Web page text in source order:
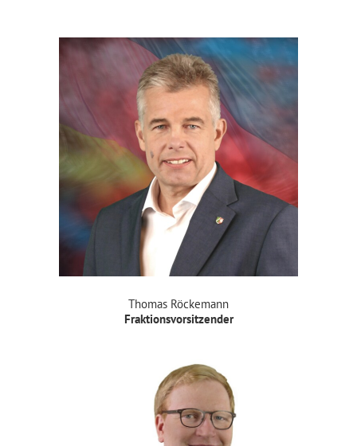
Thomas Röckemann
Fraktionsvorsitzender